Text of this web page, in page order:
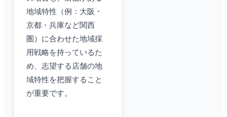
地域特性（例：大阪・
京都・兵庫など関西
圏）に合わせた地域採
用戦略を持っているた
め、志望する店舗の地
域特性を把握すること
が重要です。